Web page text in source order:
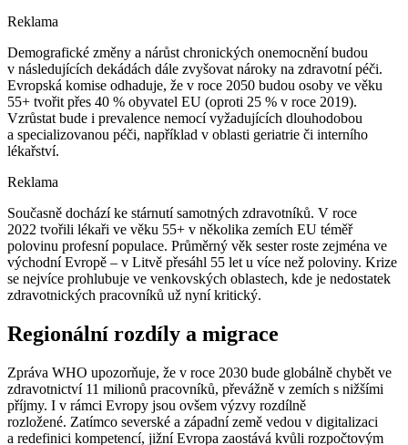
Reklama
Demografické změny a nárůst chronických onemocnění budou
v následujících dekádách dále zvyšovat nároky na zdravotní péči.
Evropská komise odhaduje, že v roce 2050 budou osoby ve věku
55+ tvořit přes 40 % obyvatel EU (oproti 25 % v roce 2019).
Vzrůstat bude i prevalence nemocí vyžadujících dlouhodobou
a specializovanou péči, například v oblasti geriatrie či interního
lékařství.
Reklama
Současně dochází ke stárnutí samotných zdravotníků. V roce
2022 tvořili lékaři ve věku 55+ v několika zemích EU téměř
polovinu profesní populace. Průměrný věk sester roste zejména ve
východní Evropě –⁠ v Litvě přesáhl 55 let u více než poloviny. Krize
se nejvíce prohlubuje ve venkovských oblastech, kde je nedostatek
zdravotnických pracovníků už nyní kritický.
Regionální rozdíly a migrace
Zpráva WHO upozorňuje, že v roce 2030 bude globálně chybět ve
zdravotnictví 11 milionů pracovníků, převážně v zemích s nižšími
příjmy. I v rámci Evropy jsou ovšem výzvy rozdílně
rozložené. Zatímco severské a západní země vedou v digitalizaci
a redefinici kompetencí, jižní Evropa zaostává kvůli rozpočtovým